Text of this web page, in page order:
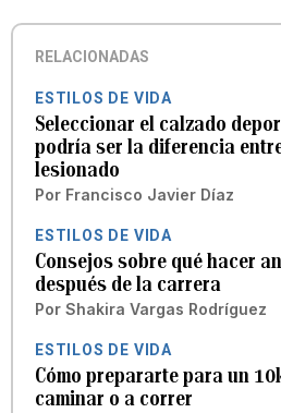
RELACIONADAS
ESTILOS DE VIDA
Seleccionar el calzado
podría ser la diferencia
lesionado
Por Francisco Javier Díaz
ESTILOS DE VIDA
Consejos sobre qué hacer
después de la carrera
Por Shakira Vargas Rodríguez
ESTILOS DE VIDA
Cómo prepararte para un
caminar o a correr